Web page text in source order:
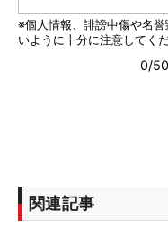
関連記事